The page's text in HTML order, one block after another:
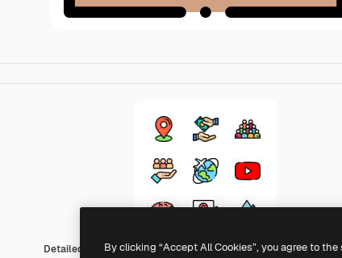
Detailed Rounded Lineal color
By clicking “Accept All Cookies”, you agree to